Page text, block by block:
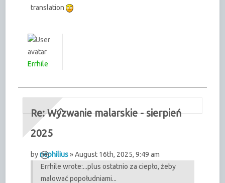
translation
Errhile
Re: Wyzwanie malarskie - sierpień
2025
bynephilius» August 16th, 2025, 9:49 am
Errhile wrote:...plus ostatnio za ciepło, żeby
malować popołudniami...